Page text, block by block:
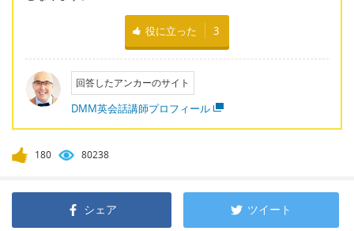
役に立った 3
回答したアンカーのサイト
DMM英会話講師プロフィール
180 80238
シェア ツイート